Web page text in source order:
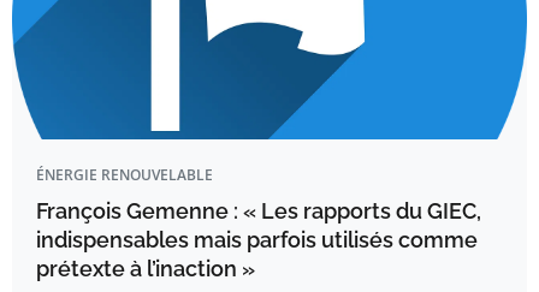
ÉNERGIE RENOUVELABLE
François Gemenne : « Les rapports du GIEC,
indispensables mais parfois utilisés comme
prétexte à l’inaction »